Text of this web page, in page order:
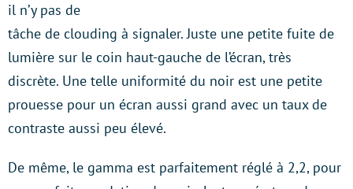
il n’y pas de
tâche de clouding à signaler. Juste une petite fuite de
lumière sur le coin haut-gauche de l’écran, très
discrète. Une telle uniformité du noir est une petite
prouesse pour un écran aussi grand avec un taux de
contraste aussi peu élevé.
De même, le gamma est parfaitement réglé à 2,2, pour